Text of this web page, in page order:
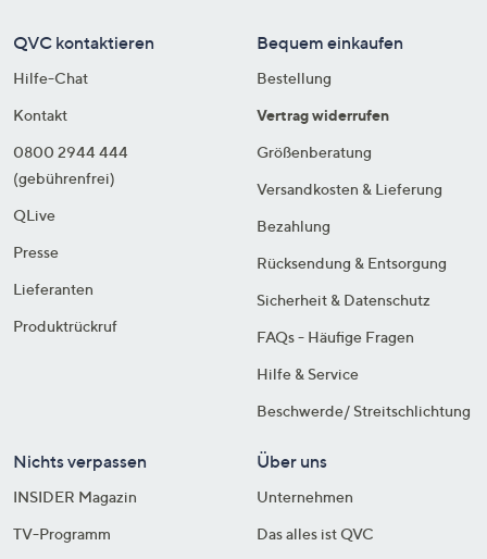
QVC kontaktieren
Hilfe-Chat
Kontakt
0800 2944 444
(gebührenfrei)
QLive
Presse
Lieferanten
Produktrückruf
Bequem einkaufen
Bestellung
Vertrag widerrufen
Größenberatung
Versandkosten & Lieferung
Bezahlung
Rücksendung & Entsorgung
Sicherheit & Datenschutz
FAQs - Häufige Fragen
Hilfe & Service
Beschwerde/ Streitschlichtung
Nichts verpassen
INSIDER Magazin
TV-Programm
Über uns
Unternehmen
Das alles ist QVC